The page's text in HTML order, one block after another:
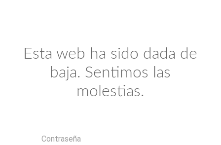
Esta web ha sido dada de
baja. Sentimos las
molestias.
Contraseña